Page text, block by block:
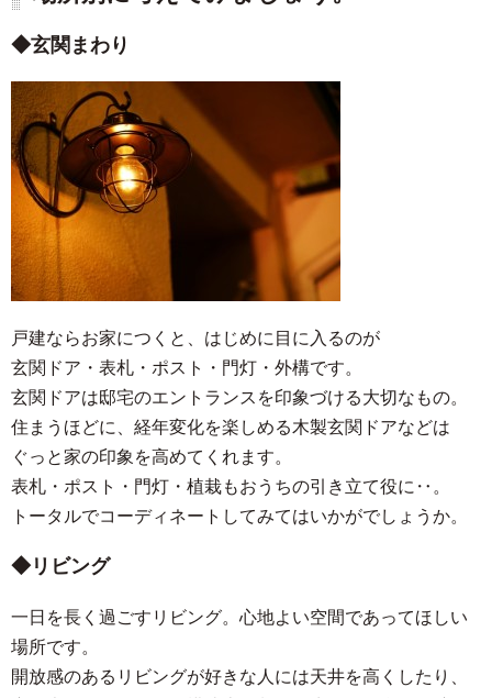
玄関まわり
戸建ならお家につくと、はじめに目に入るのが
玄関ドア・表札・ポスト・門灯・外構です。
玄関ドアは邸宅のエントランスを印象づける大切なもの。
住まうほどに、経年変化を楽しめる木製玄関ドアなどは
ぐっと家の印象を高めてくれます。
表札・ポスト・門灯・植栽もおうちの引き立て役に‥。
トータルでコーディネートしてみてはいかがでしょうか。
リビング
一日を長く過ごすリビング。心地よい空間であってほしい
場所です。
開放感のあるリビングが好きな人には天井を高くしたり、